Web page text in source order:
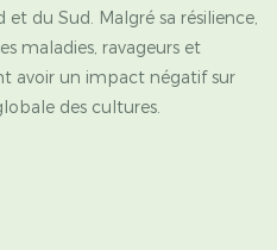
du Sud. Malgré sa résilience,
maladies, ravageurs et
avoir un impact négatif sur
des cultures.